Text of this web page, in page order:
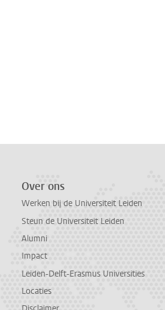
Over ons
Werken bij de Universiteit Leiden
Steun de Universiteit Leiden
Alumni
Impact
Leiden-Delft-Erasmus Universities
Locaties